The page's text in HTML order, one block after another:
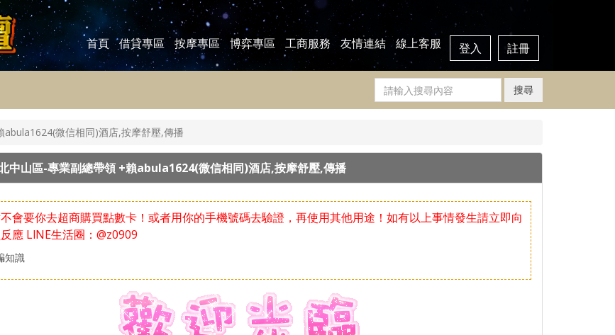
首頁 借貸專區 按摩專區 博弈專區 工商服務 友情連結 線上客服 登入 註冊
搜尋
微信相同)酒店,按摩舒壓,傳播
中山區-專業副總帶領 +賴abula1624(微信相同)酒店,按摩舒壓,傳播
會要你去超商購買點數卡！或者用你的手機號碼去驗證，再使用其他用途！如有以上事情發生請立即向
應 LlNE生活圈：@z0909
知識